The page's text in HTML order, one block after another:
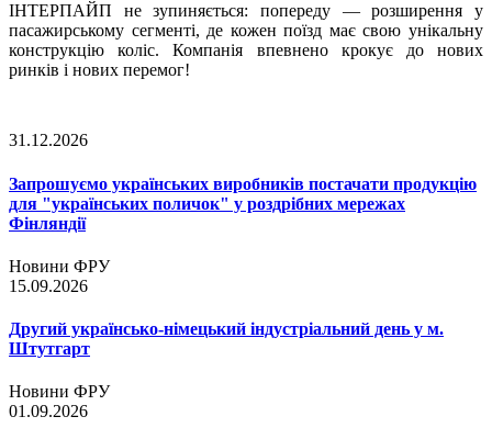
ІНТЕРПАЙП не зупиняється: попереду — розширення у
пасажирському сегменті, де кожен поїзд має свою унікальну
конструкцію коліс. Компанія впевнено крокує до нових
ринків і нових перемог!
31.12.2026
Запрошуємо українських виробників постачати продукцію
для "українських поличок" у роздрібних мережах
Фінляндії
Новини ФРУ
15.09.2026
Другий українсько-німецький індустріальний день у м.
Штутгарт
Новини ФРУ
01.09.2026